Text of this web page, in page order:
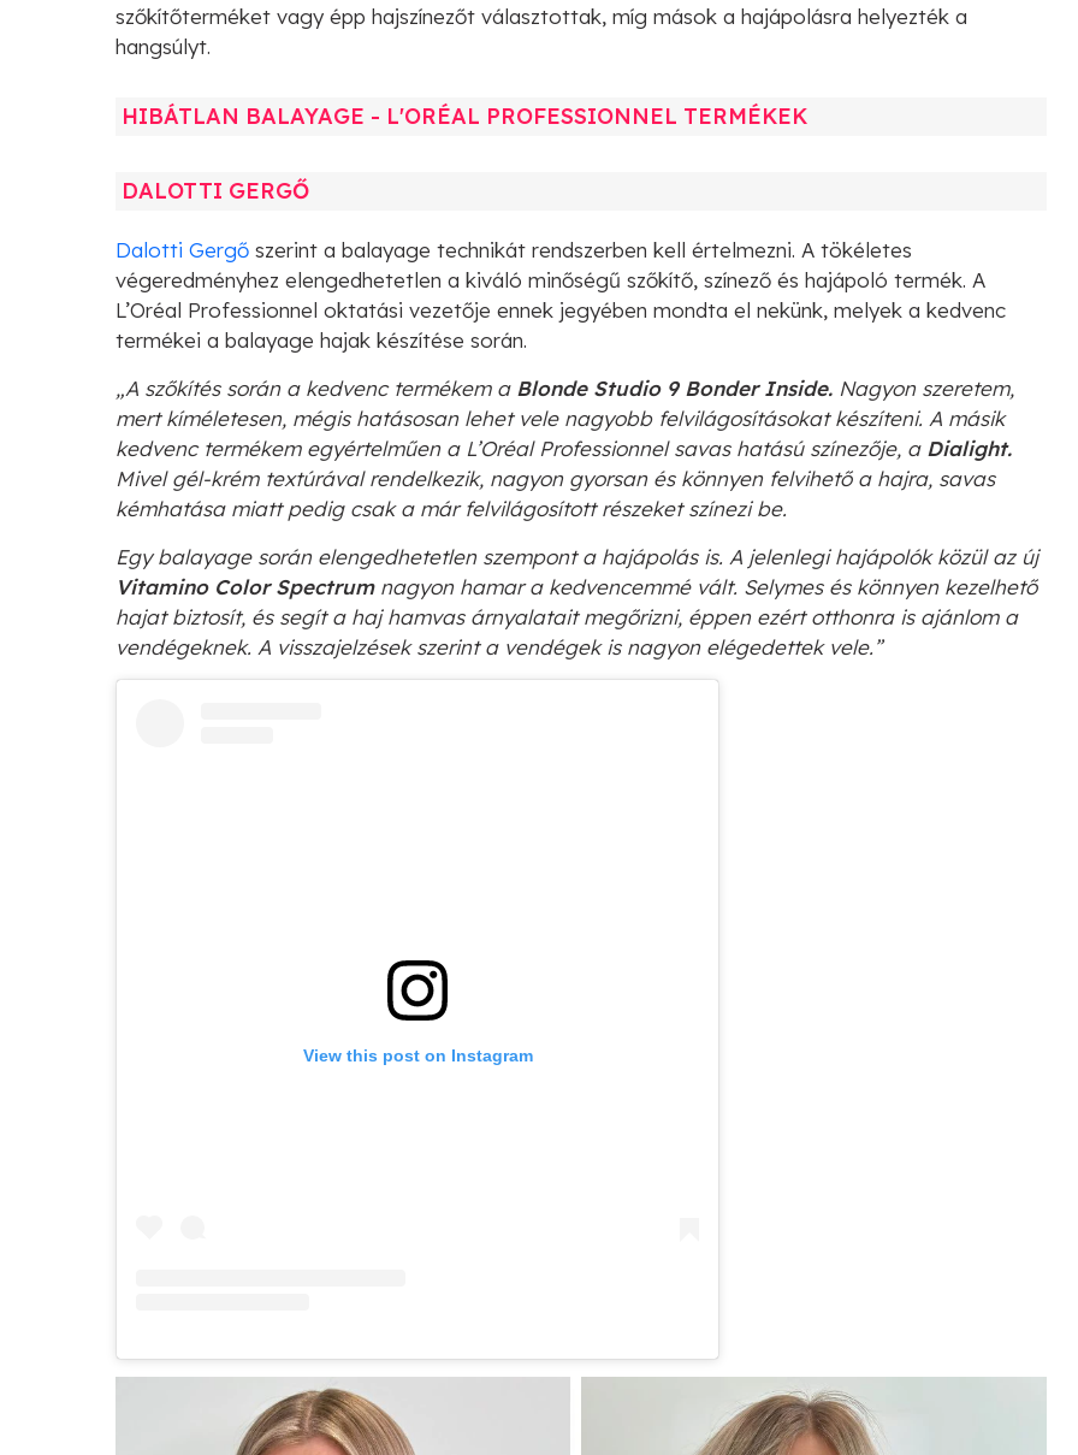
szőkítőterméket vagy épp hajszínezőt választottak, míg mások a hajápolásra helyezték a
hangsúlyt.
HIBÁTLAN BALAYAGE - L'ORÉAL PROFESSIONNEL TERMÉKEK
DALOTTI GERGŐ
Dalotti Gergő szerint a balayage technikát rendszerben kell értelmezni. A tökéletes
végeredményhez elengedhetetlen a kiváló minőségű szőkítő, színező és hajápoló termék. A
L’Oréal Professionnel oktatási vezetője ennek jegyében mondta el nekünk, melyek a kedvenc
termékei a balayage hajak készítése során.
„A szőkítés során a kedvenc termékem a Blonde Studio 9 Bonder Inside. Nagyon szeretem,
mert kíméletesen, mégis hatásosan lehet vele nagyobb felvilágosításokat készíteni. A másik
kedvenc termékem egyértelműen a L’Oréal Professionnel savas hatású színezője, a Dialight.
Mivel gél-krém textúrával rendelkezik, nagyon gyorsan és könnyen felvihető a hajra, savas
kémhatása miatt pedig csak a már felvilágosított részeket színezi be.
Egy balayage során elengedhetetlen szempont a hajápolás is. A jelenlegi hajápolók közül az új
Vitamino Color Spectrumnagyon hamar a kedvencemmé vált. Selymes és könnyen kezelhető
hajat biztosít, és segít a haj hamvas árnyalatait megőrizni, éppen ezért otthonra is ajánlom a
vendégeknek. A visszajelzések szerint a vendégek is nagyon elégedettek vele.”
View this post on Instagram